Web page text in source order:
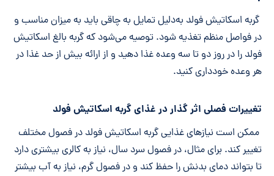
گربه اسکاتیش فولد به‌دلیل تمایل به چاقی باید به میزان مناسب و
در فواصل منظم تغذیه شود. توصیه می‌شود که گربه بالغ اسکاتیش
فولد را در روز دو تا سه وعده غذا دهید و از ارائه بیش از حد غذا در
هر وعده خودداری کنید.
تغییرات فصلی اثر گذار در غذای گربه اسکاتیش فولد
ممکن است نیازهای غذایی گربه اسکاتیش فولد در فصول مختلف
تغییر کند. برای مثال، در فصول سرد سال، نیاز به کالری بیشتری دارد
تا بتواند دمای بدنش را حفظ کند و در فصول گرم، نیاز به آب بیشتر